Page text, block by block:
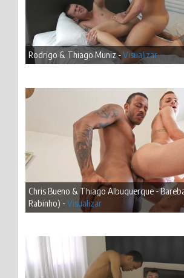
Rodrigo & Thiago Muniz -Visualizar
Chris Bueno & Thiago Albuquerque -
Rabinho) -Visualizar